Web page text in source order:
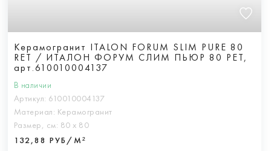
Керамогранит ITALON FORUM SLIM PURE 80
RET / ИТАЛОН ФОРУМ СЛИМ ПЬЮР 80 РЕТ,
арт.610010004137
В наличии
Артикул: 610010004137
Материал: Керамогранит
Размер, см: 80 х 80
132,88 РУБ/М²